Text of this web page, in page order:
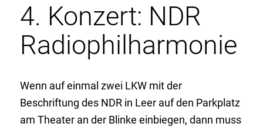
4. Konzert: NDR
Radiophilharmonie
Wenn auf einmal zwei LKW mit der
Beschriftung des NDR in Leer auf den Parkplatz
am Theater an der Blinke einbiegen, dann muss